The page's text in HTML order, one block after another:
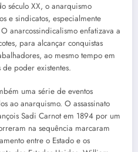
século XX, o anarquismo
e sindicatos, especialmente
anarcossindicalismo enfatizava a
para alcançar conquistas
ao mesmo tempo em
poder existentes.
uma série de eventos
ao anarquismo. O assassinato
Sadi Carnot em 1894 por um
na sequência marcaram
entre o Estado e os